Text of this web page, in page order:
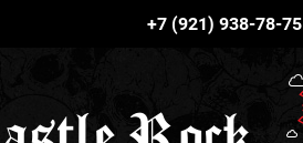
+7 (921) 938-78-75